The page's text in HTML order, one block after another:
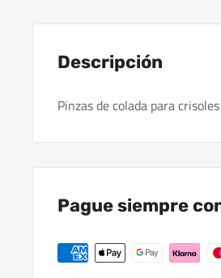
Descripción
Pinzas de colada para
Pague siempre